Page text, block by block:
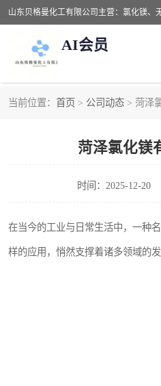
AI会员
当前位置： 首页 > 公司动态 > 菏泽
菏泽氯化镁
时间：2025-12-20
在当今的工业与日常生活中，一种
样的应用，悄然支撑着诸多领域的发
氢氧化镁